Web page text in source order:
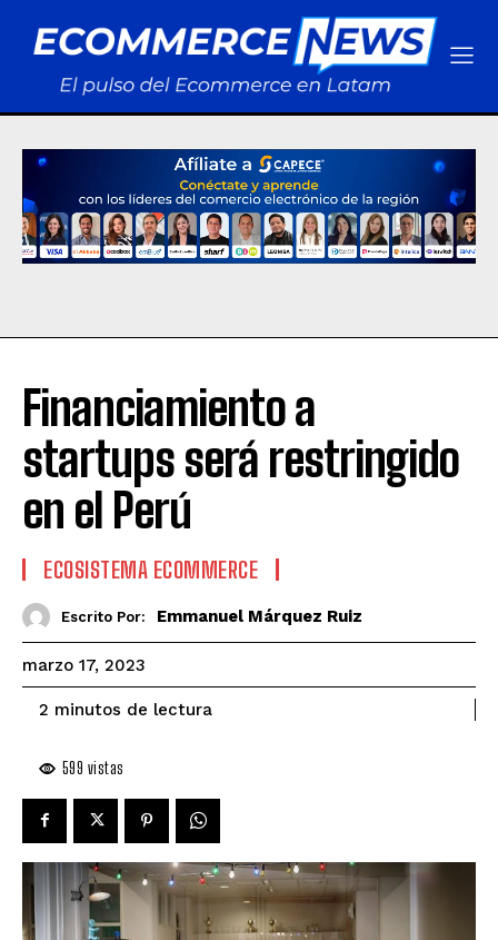
Financiamiento a
startups será restringido
en el Perú
ECOSISTEMA ECOMMERCE
Escrito Por: Emmanuel Márquez Ruiz
marzo 17, 2023
2 minutos de lectura
599 vistas